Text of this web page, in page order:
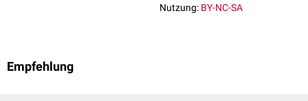
Nutzung: BY-NC-SA
Empfehlung